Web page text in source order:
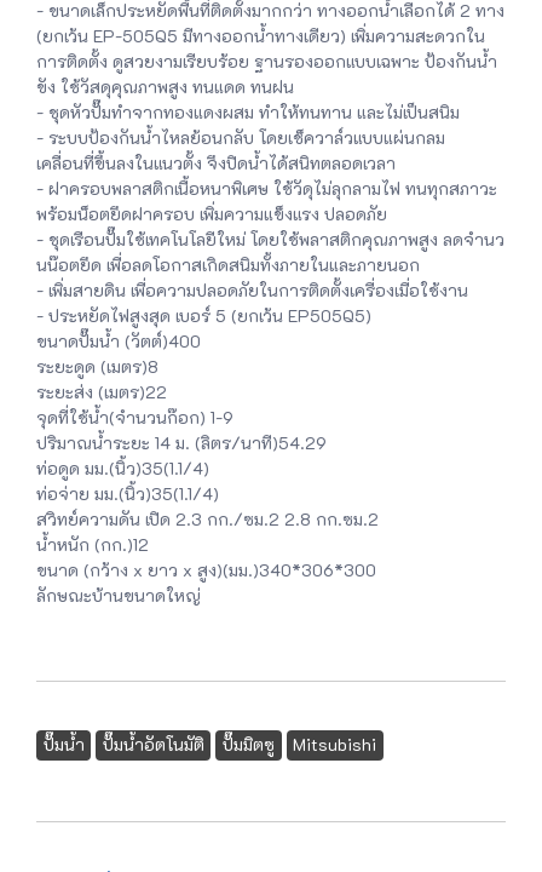
- ขนาดเล็กประหยัดพื้นที่ติดตั้งมากกว่า ทางออกน้ำเลือกได้ 2 ทาง
(ยกเว้น EP-505Q5 มีทางออกน้ำทางเดียว) เพิ่มความสะดวกใน
การติดตั้ง ดูสวยงามเรียบร้อย ฐานรองออกแบบเฉพาะ ป้องกันน้ำ
ขัง ใช้วัสดุคุณภาพสูง ทนแดด ทนฝน
- ชุดหัวปั๊มทำจากทองแดงผสม ทำให้ทนทาน และไม่เป็นสนิม
- ระบบป้องกันน้ำไหลย้อนกลับ โดยเช็ควาล์วแบบแผ่นกลม
เคลื่อนที่ขึ้นลงในแนวตั้ง จึงปิดน้ำได้สนิทตลอดเวลา
- ฝาครอบพลาสติกเนื้อหนาพิเศษ ใช้วัดุไม่ลุกลามไฟ ทนทุกสภาวะ
พร้อมน็อตยึดฝาครอบ เพิ่มความแข็งแรง ปลอดภัย
- ชุดเรือนปั๊มใช้เทคโนโลยีใหม่ โดยใช้พลาสติกคุณภาพสูง ลดจำนว
นน๊อตยึด เพื่อลดโอกาสเกิดสนิมทั้งภายในและภายนอก
- เพิ่มสายดิน เพื่อความปลอดภัยในการติดตั้งเครื่องเมื่อใช้งาน
- ประหยัดไฟสูงสุด เบอร์ 5 (ยกเว้น EP505Q5)
ขนาดปั๊มน้ำ (วัตต์)400
ระยะดูด (เมตร)8
ระยะส่ง (เมตร)22
จุดที่ใช้น้ำ(จำนวนก๊อก) 1-9
ปริมาณน้ำระยะ 14 ม. (ลิตร/นาที)54.29
ท่อดูด มม.(นิ้ว)35(1.1/4)
ท่อจ่าย มม.(นิ้ว)35(1.1/4)
สวิทย์ความดัน เปิด 2.3 กก./ซม.2 2.8 กก.ซม.2
น้ำหนัก (กก.)12
ขนาด (กว้าง x ยาว x สูง)(มม.)340*306*300
ลักษณะบ้านขนาดใหญ่
ปั๊มน้ำ ปั๊มน้ำอัตโนมัติ ปั๊มมิตซู Mitsubishi